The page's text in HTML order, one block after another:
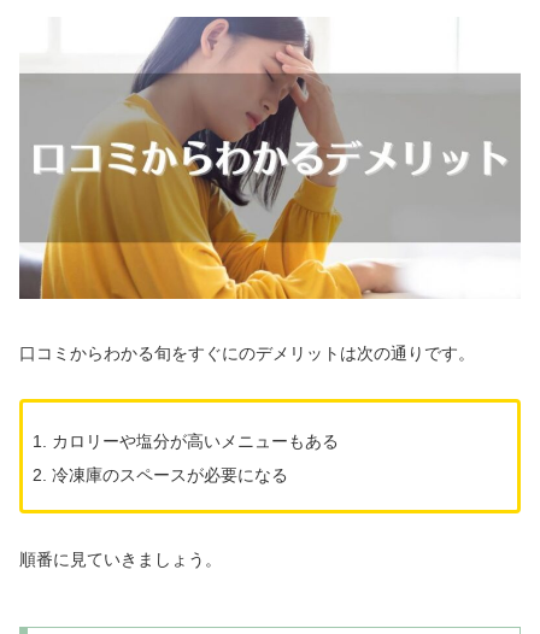
口コミからわかる旬をすぐにのデメリットは次の通りです。
カロリーや塩分が高いメニューもある
冷凍庫のスペースが必要になる
順番に見ていきましょう。